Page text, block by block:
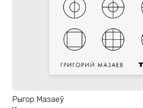
Рыгор Мазаеў